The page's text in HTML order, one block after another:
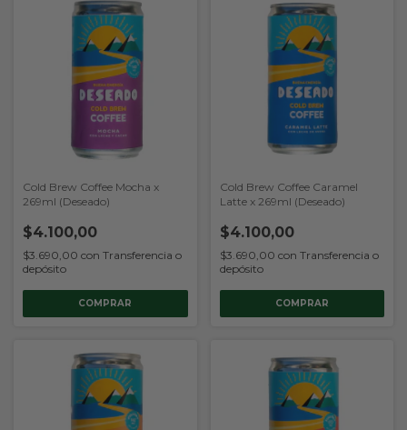
Cold Brew Coffee Mocha x
269ml (Deseado)
$4.100,00
$3.690,00 con Transferencia o
depósito
Cold Brew Coffee Caramel
Latte x 269ml (Deseado)
$4.100,00
$3.690,00 con Transferencia o
depósito